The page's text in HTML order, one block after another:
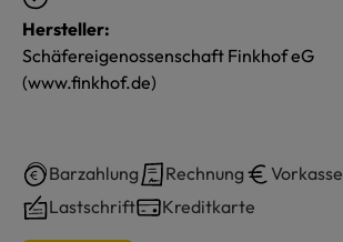
Hersteller:
Schäfereigenossenschaft Finkhof eG
(www.finkhof.de)
Barzahlung Rechnung Vorkasse
Lastschrift
Kreditkarte